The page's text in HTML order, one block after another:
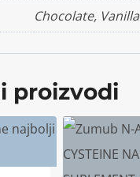
Chocolate, Vanilla
proizvodi